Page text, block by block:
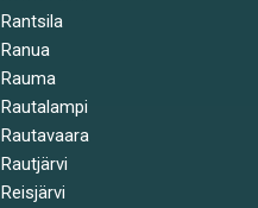
Rantsila
Ranua
Rauma
Rautalampi
Rautavaara
Rautjärvi
Reisjärvi